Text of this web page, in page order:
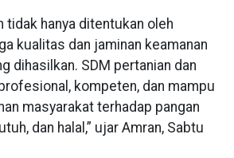
tidak hanya ditentukan oleh
kualitas dan jaminan keamanan
dihasilkan. SDM pertanian dan
kompeten, dan mampu
masyarakat terhadap pangan
dan halal,” ujar Amran, Sabtu